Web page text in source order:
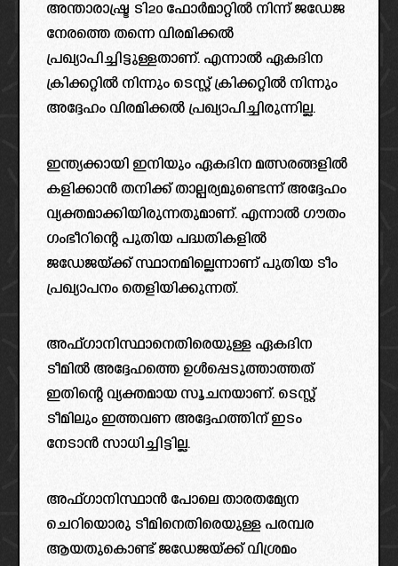
അന്താരാഷ്ട്ര ടി20 ഫോർമാറ്റിൽ നിന്ന് ജഡേജ
നേരത്തെ തന്നെ വിരമിക്കൽ
പ്രഖ്യാപിച്ചിട്ടുള്ളതാണ്. എന്നാൽ ഏകദിന
ക്രിക്കറ്റിൽ നിന്നും ടെസ്റ്റ് ക്രിക്കറ്റിൽ നിന്നും
അദ്ദേഹം വിരമിക്കൽ പ്രഖ്യാപിച്ചിരുന്നില്ല.
ഇന്ത്യക്കായി ഇനിയും ഏകദിന മത്സരങ്ങളിൽ
കളിക്കാൻ തനിക്ക് താല്പര്യമുണ്ടെന്ന് അദ്ദേഹം
വ്യക്തമാക്കിയിരുന്നതുമാണ്. എന്നാൽ ഗൗതം
ഗംഭീറിന്റെ പുതിയ പദ്ധതികളിൽ
ജഡേജയ്ക്ക് സ്ഥാനമില്ലെന്നാണ് പുതിയ ടീം
പ്രഖ്യാപനം തെളിയിക്കുന്നത്.
അഫ്ഗാനിസ്ഥാനെതിരെയുള്ള ഏകദിന
ടീമിൽ അദ്ദേഹത്തെ ഉൾപ്പെടുത്താത്തത്
ഇതിന്റെ വ്യക്തമായ സൂചനയാണ്. ടെസ്റ്റ്
ടീമിലും ഇത്തവണ അദ്ദേഹത്തിന് ഇടം
നേടാൻ സാധിച്ചിട്ടില്ല.
അഫ്ഗാനിസ്ഥാൻ പോലെ താരതമ്യേന
ചെറിയൊരു ടീമിനെതിരെയുള്ള പരമ്പര
ആയതുകൊണ്ട് ജഡേജയ്ക്ക് വിശ്രമം